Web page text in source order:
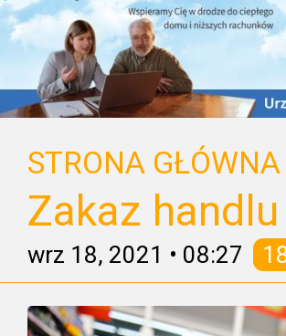
STRONA GŁÓWNA
Zakaz
wrz 18, 2021 • 08:27